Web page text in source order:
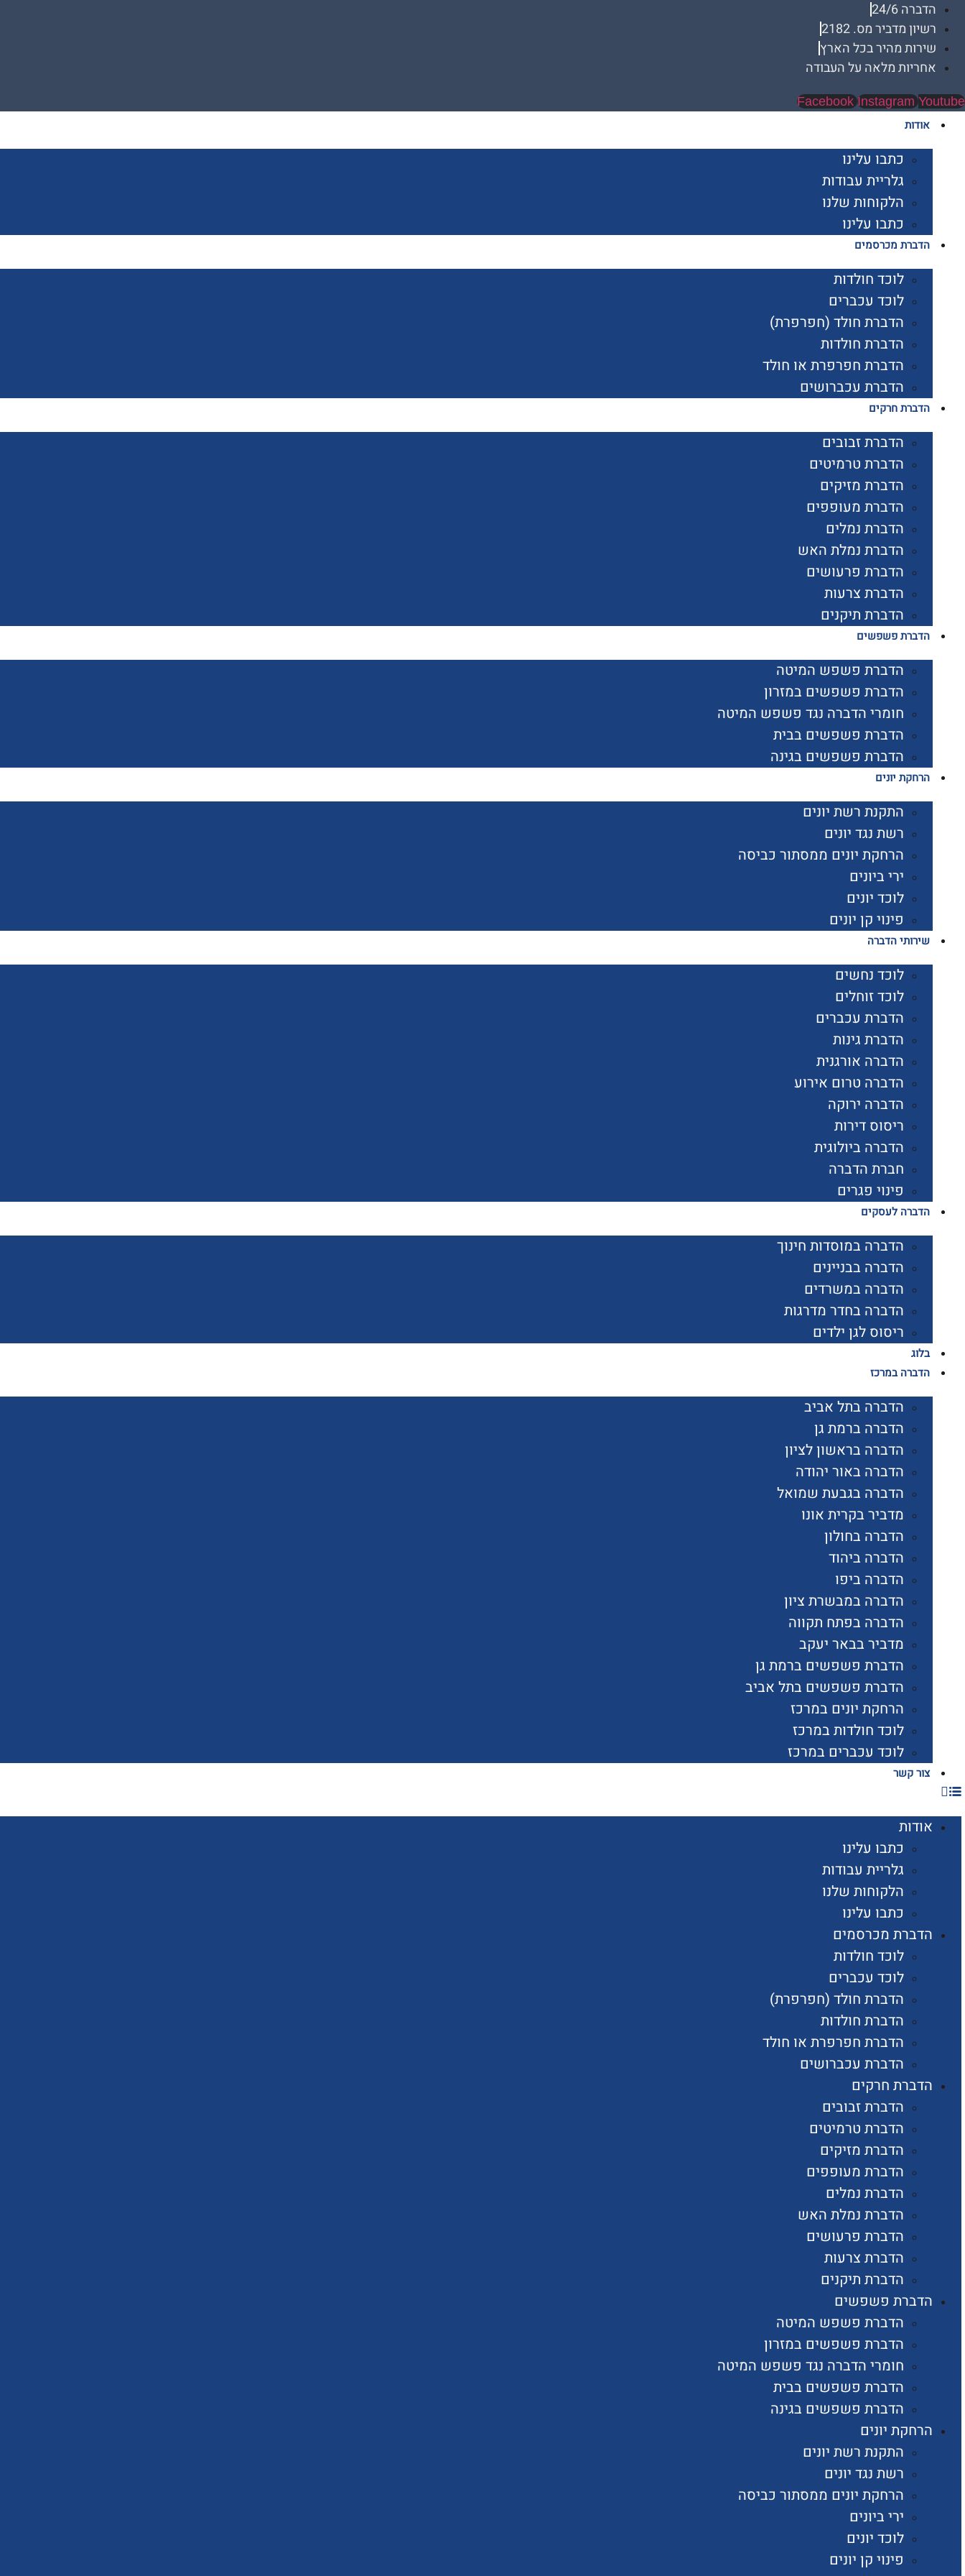
הדברה 24/6
רשיון מדביר מס. 2182
שירות מהיר בכל הארץ
אחריות מלאה על העבודה
Facebook Instagram Youtube
אודות
כתבו עלינו
גלריית עבודות
הלקוחות שלנו
כתבו עלינו
הדברת מכרסמים
לוכד חולדות
לוכד עכברים
הדברת חולד (חפרפרת)
הדברת חולדות
הדברת חפרפרת או חולד
הדברת עכברושים
הדברת חרקים
הדברת זבובים
הדברת טרמיטים
הדברת מזיקים
הדברת מעופפים
הדברת נמלים
הדברת נמלת האש
הדברת פרעושים
הדברת צרעות
הדברת תיקנים
הדברת פשפשים
הדברת פשפש המיטה
הדברת פשפשים במזרון
חומרי הדברה נגד פשפש המיטה
הדברת פשפשים בבית
הדברת פשפשים בגינה
הרחקת יונים
התקנת רשת יונים
רשת נגד יונים
הרחקת יונים ממסתור כביסה
ירי ביונים
לוכד יונים
פינוי קן יונים
שירותי הדברה
לוכד נחשים
לוכד זוחלים
הדברת עכברים
הדברת גינות
הדברה אורגנית
הדברה טרום אירוע
הדברה ירוקה
ריסוס דירות
הדברה ביולוגית
חברת הדברה
פינוי פגרים
הדברה לעסקים
הדברה במוסדות חינוך
הדברה בבניינים
הדברה במשרדים
הדברה בחדר מדרגות
ריסוס לגן ילדים
בלוג
הדברה במרכז
הדברה בתל אביב
הדברה ברמת גן
הדברה בראשון לציון
הדברה באור יהודה
הדברה בגבעת שמואל
מדביר בקרית אונו
הדברה בחולון
הדברה ביהוד
הדברה ביפו
הדברה במבשרת ציון
הדברה בפתח תקווה
מדביר בבאר יעקב
הדברת פשפשים ברמת גן
הדברת פשפשים בתל אביב
הרחקת יונים במרכז
לוכד חולדות במרכז
לוכד עכברים במרכז
צור קשר
אודות
כתבו עלינו
גלריית עבודות
הלקוחות שלנו
כתבו עלינו
הדברת מכרסמים
לוכד חולדות
לוכד עכברים
הדברת חולד (חפרפרת)
הדברת חולדות
הדברת חפרפרת או חולד
הדברת עכברושים
הדברת חרקים
הדברת זבובים
הדברת טרמיטים
הדברת מזיקים
הדברת מעופפים
הדברת נמלים
הדברת נמלת האש
הדברת פרעושים
הדברת צרעות
הדברת תיקנים
הדברת פשפשים
הדברת פשפש המיטה
הדברת פשפשים במזרון
חומרי הדברה נגד פשפש המיטה
הדברת פשפשים בבית
הדברת פשפשים בגינה
הרחקת יונים
התקנת רשת יונים
רשת נגד יונים
הרחקת יונים ממסתור כביסה
ירי ביונים
לוכד יונים
פינוי קן יונים